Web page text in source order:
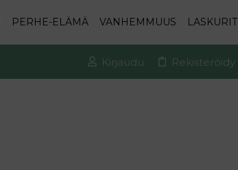
PERHE-ELÄMÄ VANHEMMUUS LASKURIT
Kirjaudu Rekisteröidy